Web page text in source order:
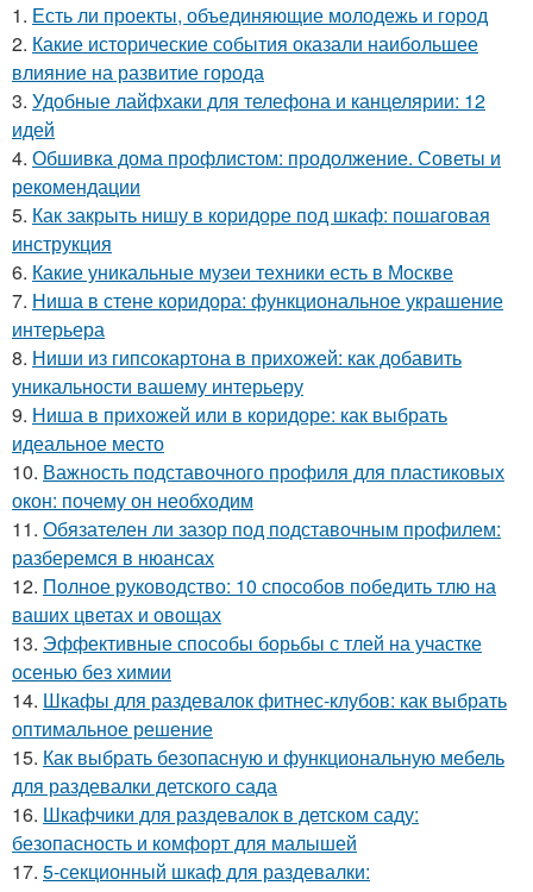
1. Есть ли проекты, объединяющие молодежь и город
2. Какие исторические события оказали наибольшее
влияние на развитие города
3. Удобные лайфхаки для телефона и канцелярии: 12
идей
4. Обшивка дома профлистом: продолжение. Советы и
рекомендации
5. Как закрыть нишу в коридоре под шкаф: пошаговая
инструкция
6. Какие уникальные музеи техники есть в Москве
7. Ниша в стене коридора: функциональное украшение
интерьера
8. Ниши из гипсокартона в прихожей: как добавить
уникальности вашему интерьеру
9. Ниша в прихожей или в коридоре: как выбрать
идеальное место
10. Важность подставочного профиля для пластиковых
окон: почему он необходим
11. Обязателен ли зазор под подставочным профилем:
разберемся в нюансах
12. Полное руководство: 10 способов победить тлю на
ваших цветах и овощах
13. Эффективные способы борьбы с тлей на участке
осенью без химии
14. Шкафы для раздевалок фитнес-клубов: как выбрать
оптимальное решение
15. Как выбрать безопасную и функциональную мебель
для раздевалки детского сада
16. Шкафчики для раздевалок в детском саду:
безопасность и комфорт для малышей
17. 5-секционный шкаф для раздевалки: